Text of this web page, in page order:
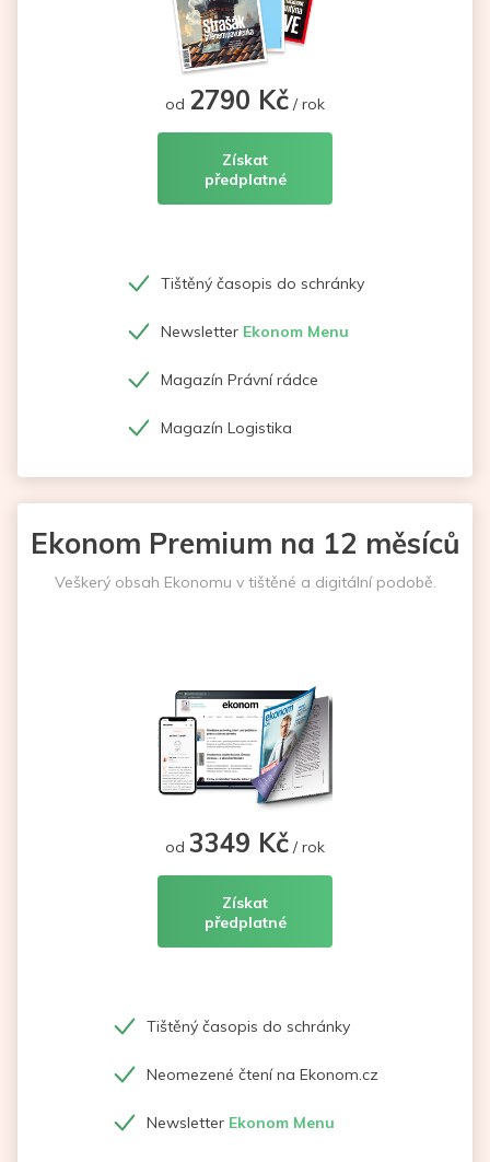
od 2790 Kč / rok
Získat
předplatné
Tištěný časopis do schránky
Newsletter Ekonom Menu
Magazín Právní rádce
Magazín Logistika
Ekonom Premium na 12 měsíců
Veškerý obsah Ekonomu v tištěné a digitální podobě.
od 3349 Kč / rok
Získat
předplatné
Tištěný časopis do schránky
Neomezené čtení na Ekonom.cz
Newsletter Ekonom Menu